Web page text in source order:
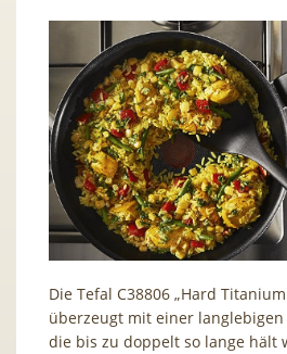
Die Tefal C38806 „Hard
überzeugt mit einer
die bis zu doppelt so lange hält